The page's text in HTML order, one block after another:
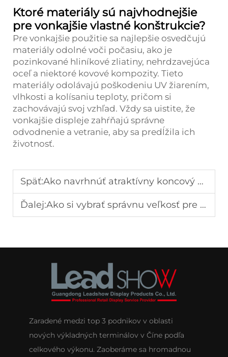
Ktoré materiály sú najvhodnejšie
pre vonkajšie vlastné konštrukcie?
Pre vonkajšie použitie sa najlepšie osvedčujú
materiály odolné voči počasiu, ako je
pozinkované hliníkové zliatiny, nehrdzavejúca
oceľ a niektoré kovové kompozity. Tieto
materiály odolávajú poškodeniu UV žiarením,
vlhkosti a kolísaniu teploty, pričom si
zachovávajú svoj vzhľad. Vždy sa uistite, že
vonkajšie displeje zahŕňajú správne
odvodnenie a vetranie, aby sa predĺžila ich
životnosť.
Späť:Ako navrhnúť atraktívny koncový stojan?
Ďalej:Ako si vybrať správnu veľkosť pre vlastnú výstavu
Zaradené medzi top 3 podnikov v oblasti
nových výkladných terminálov v Číne podľa
celkového výkonu. Zaoberáme sa hromadnou